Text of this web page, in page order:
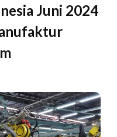
Juni 2024